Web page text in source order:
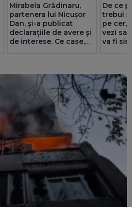
Mirabela Grădinaru,
partenera lui Nicușor
Dan, și-a publicat
declarațiile de avere și
de interese. Ce case,
De ce
trebui
pe cer,
vezi
va fi